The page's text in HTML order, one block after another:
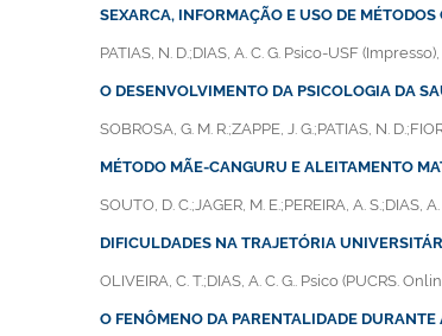
SEXARCA, INFORMAÇÃO E USO DE
PATIAS, N. D.;DIAS, A. C. G. Psico-USF
O DESENVOLVIMENTO DA PSICOLOGIA DA
SOBROSA, G. M. R.;ZAPPE, J. G.;PATIAS, N.
MÉTODO MÃE-CANGURU E ALEITAMENTO
SOUTO, D. C.;JAGER, M. E.;PEREIRA, A.
DIFICULDADES NA TRAJETÓRIA
OLIVEIRA, C. T.;DIAS, A. C. G.. Psico (PUCRS.
O FENÔMENO DA PARENTALIDADE DURANTE